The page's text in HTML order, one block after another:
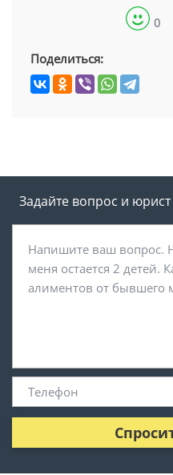
0
Поделиться:
Задайте вопрос и